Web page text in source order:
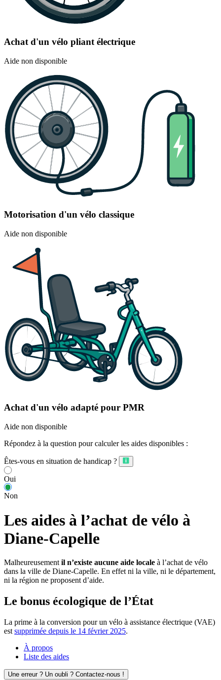
Achat d'un vélo pliant électrique
Aide non disponible
Motorisation d'un vélo classique
Aide non disponible
Achat d'un vélo adapté pour PMR
Aide non disponible
Répondez à la question pour calculer les aides disponibles :
Êtes-vous en situation de handicap ?
Oui
Non
Les aides à l’achat de vélo à
Diane-Capelle
Malheureusement il n’existe aucune aide locale à l’achat de vélo
dans la ville de Diane-Capelle. En effet ni la ville, ni le département,
ni la région ne proposent d’aide.
Le bonus écologique de l’État
La prime à la conversion pour un vélo à assistance électrique (VAE)
est supprimée depuis le 14 février 2025.
À propos
Liste des aides
Une erreur ? Un oubli ? Contactez-nous !